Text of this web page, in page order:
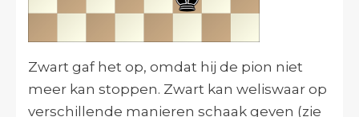
Zwart gaf het op, omdat hij de pion niet
meer kan stoppen. Zwart kan weliswaar op
verschillende manieren schaak geven (zie